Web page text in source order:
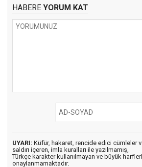
HABERE YORUM KAT
UYARI: Küfür, hakaret, rencide edici cümleler
saldırı içeren, imla kuralları ile yazılmamış,
Türkçe karakter kullanılmayan ve büyük
onaylanmamaktadır.